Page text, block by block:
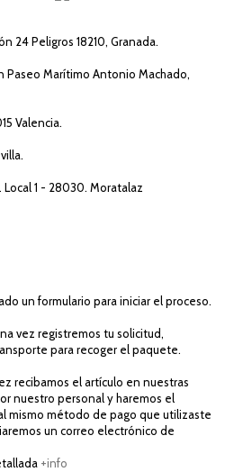
24 Peligros 18210, Granada.
Paseo Marítimo Antonio Machado,
Valencia.
Local 1 - 28030. Moratalaz
un formulario para iniciar el proceso.
vez registremos tu solicitud,
para recoger el paquete.
recibamos el artículo en nuestras
nuestro personal y haremos el
mismo método de pago que utilizaste
un correo electrónico de
+info